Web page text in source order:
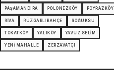
PAŞAMANDIRA POLONEZKÖY POYRAZKÖY
RIVA RÜZGARLIBAHÇE SOĞUKSU
TOKATKÖY YALIKÖY YAVUZ SELIM
YENI MAHALLE ZERZAVATÇI